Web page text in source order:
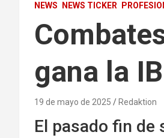
NEWS NEWS TICKER
gana la
19 de mayo de 2025 Redaktion
El pasado fin de